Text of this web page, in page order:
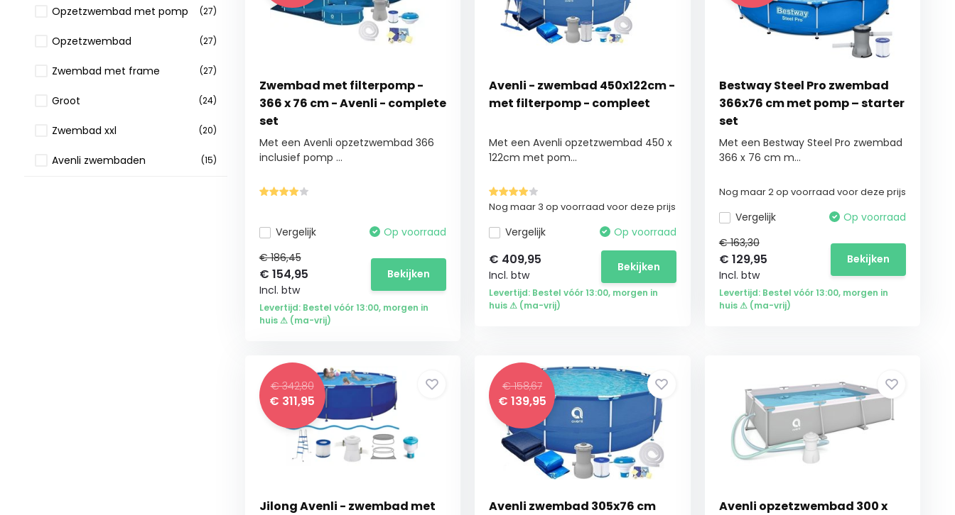
Opzetzwembad met pomp (27)
Opzetzwembad (27)
Zwembad met frame (27)
Groot (24)
Zwembad xxl (20)
Avenli zwembaden (15)
Zwembad met filterpomp -
366 x 76 cm - Avenli - complete
set
Met een Avenli opzetzwembad 366
inclusief pomp ...
Vergelijk
Op voorraad
€ 186,45
€ 154,95
Incl. btw
Bekijken
Levertijd: Bestel vóór 13:00, morgen in
huis ⚠ (ma-vrij)
Avenli - zwembad 450x122cm -
met filterpomp - compleet
Met een Avenli opzetzwembad 450 x
122cm met pom...
Nog maar 3 op voorraad voor deze prijs
Vergelijk Op voorraad
€ 409,95
Incl. btw
Bekijken
Levertijd: Bestel vóór 13:00, morgen in
huis ⚠ (ma-vrij)
Bestway Steel Pro zwembad
366x76 cm met pomp – starter
set
Met een Bestway Steel Pro zwembad
366 x 76 cm m...
Nog maar 2 op voorraad voor deze prijs
Vergelijk
Op voorraad
€ 163,30
€ 129,95
Incl. btw
Bekijken
Levertijd: Bestel vóór 13:00, morgen in
huis ⚠ (ma-vrij)
€ 342,80
€ 311,95
Jilong Avenli - zwembad met
€ 158,67
€ 139,95
Avenli zwembad 305x76 cm
Avenli opzetzwembad 300 x